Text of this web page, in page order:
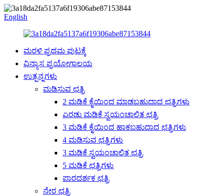
English
ಮರಳಿ ಪ್ರಥಮ ಪುಟಕ್ಕೆ
ವಿನ್ಯಾಸ ಪ್ರಯೋಗಾಲಯ
ಉತ್ಪನ್ನಗಳು
ಮಡಿಸುವ ಛತ್ರಿ
2 ಮಡಿಕೆ ಕೈಯಿಂದ ಮಾಡಬಹುದಾದ ಛತ್ರಿಗಳು
ಎರಡು ಮಡಿಕೆ ಸ್ವಯಂಚಾಲಿತ ಛತ್ರಿ
3 ಮಡಿಕೆ ಕೈಯಿಂದ ಹಾಕಬಹುದಾದ ಛತ್ರಿಗಳು
4 ಮಡಿಸುವ ಛತ್ರಿಗಳು
3 ಮಡಿಕೆ ಸ್ವಯಂಚಾಲಿತ ಛತ್ರಿ
5 ಮಡಿಕೆ ಛತ್ರಿಗಳು
ಪಾರದರ್ಶಕ ಛತ್ರಿ
ನೇರ ಛತ್ರಿ